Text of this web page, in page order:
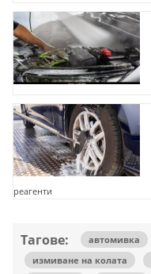
реагенти
Тагове: автомивка
измиване на колата